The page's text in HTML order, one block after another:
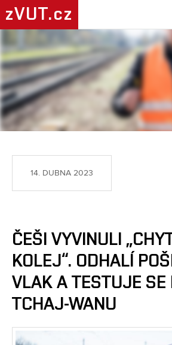
zVUT.cz
NÁPADY A
14. DUBNA 2023
ČEŠI VYVINULI
KOLEJ“. ODHALÍ
VLAK A TESTUJE SE
TCHAJ-WANU